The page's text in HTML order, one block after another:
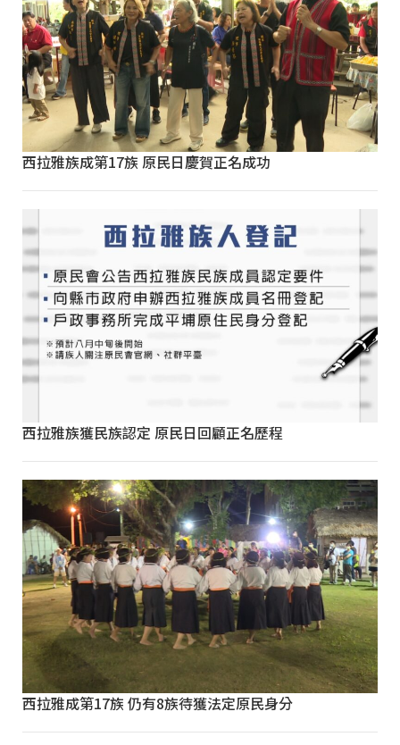
西拉雅族成第17族 原民日慶賀正名成功
西拉雅族獲民族認定 原民日回顧正名歷程
西拉雅成第17族 仍有8族待獲法定原民身分